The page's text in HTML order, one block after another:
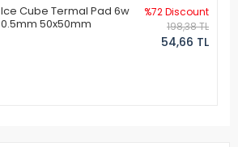
Ice Cube Termal Pad 6w
0.5mm 50x50mm
%72 Discount
198,38 TL
54,66 TL